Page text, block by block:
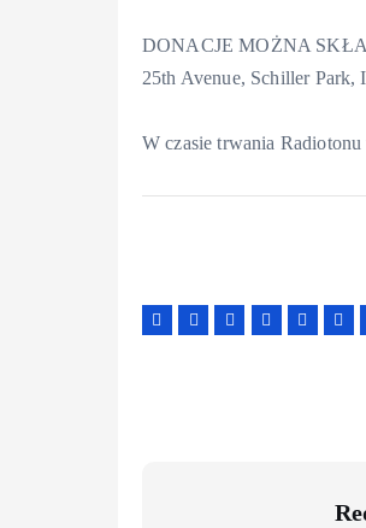
DONACJE MOŻNA
25th Avenue, Schiller Park,
W czasie trwania